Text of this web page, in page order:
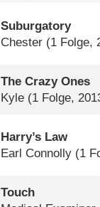
Suburgatory
Chester (1 Folge,
The Crazy Ones
Kyle (1 Folge,
Harry’s Law
Earl Connolly (1
Touch